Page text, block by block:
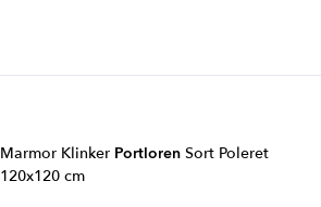
Marmor Klinker Portloren Sort Poleret
120x120 cm